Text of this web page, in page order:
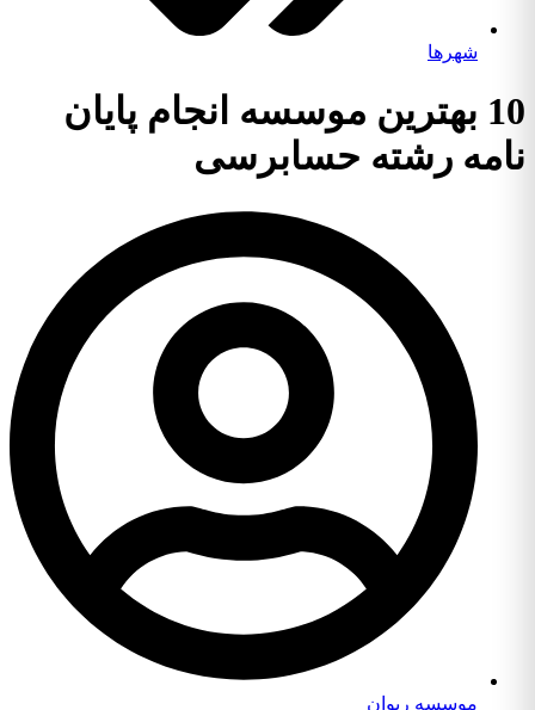
شهرها
10 بهترین موسسه انجام پایان
نامه رشته حسابرسی
موسسه ریوان